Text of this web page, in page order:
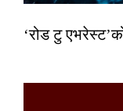
‘रोड टु